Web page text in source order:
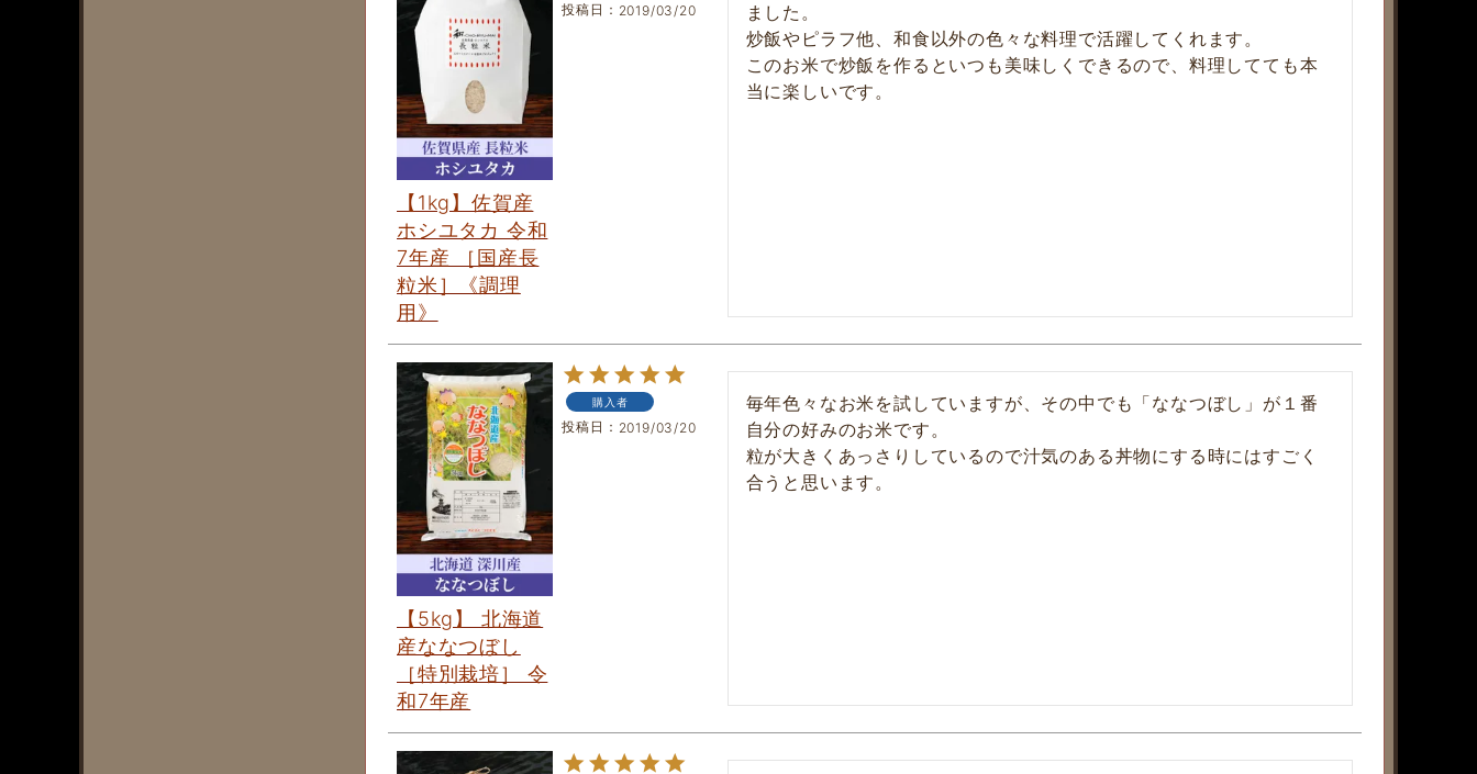
【1kg】佐賀産
ホシユタカ 令和
7年産 ［国産長
粒米］《調理
用》
投稿日 2019/03/20
ました。
炒飯やピラフ他、和食以外の色々な料理で活躍してくれます。
このお米で炒飯を作るといつも美味しくできるので、料理してても本
【5kg】 北海道
産ななつぼし
［特別栽培］ 令
和7年産
購入者
投稿日 2019/03/20
毎年色々なお米を試していますが、その中でも「ななつぼし」が１番
自分の好みのお米です。
粒が大きくあっさりしているので汁気のある丼物にする時にはすごく